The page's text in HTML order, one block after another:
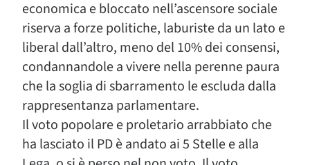
economica e bloccato nell’ascensore sociale
riserva a forze politiche, laburiste da un lato e
liberal dall’altro, meno del 10% dei consensi,
condannandole a vivere nella perenne paura
che la soglia di sbarramento le escluda dalla
rappresentanza parlamentare.
Il voto popolare e proletario arrabbiato che
ha lasciato il PD è andato ai 5 Stelle e alla